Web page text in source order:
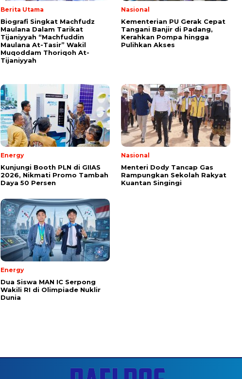
Berita Utama
Biografi Singkat Machfudz
Maulana Dalam Tarikat
Tijaniyyah “Machfuddin
Maulana At-Tasir” Wakil
Muqoddam Thoriqoh At-
Tijaniyyah
Nasional
Kementerian PU Gerak Cepat
Tangani Banjir di Padang,
Kerahkan Pompa hingga
Pulihkan Akses
Energy
Kunjungi Booth PLN di GIIAS
2026, Nikmati Promo Tambah
Daya 50 Persen
Nasional
Menteri Dody Tancap Gas
Rampungkan Sekolah Rakyat
Kuantan Singingi
Energy
Dua Siswa MAN IC Serpong
Wakili RI di Olimpiade Nuklir
Dunia